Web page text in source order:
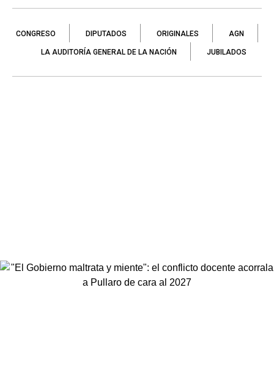
CONGRESO DIPUTADOS ORIGINALES AGN
LA AUDITORÍA GENERAL DE LA NACIÓN JUBILADOS